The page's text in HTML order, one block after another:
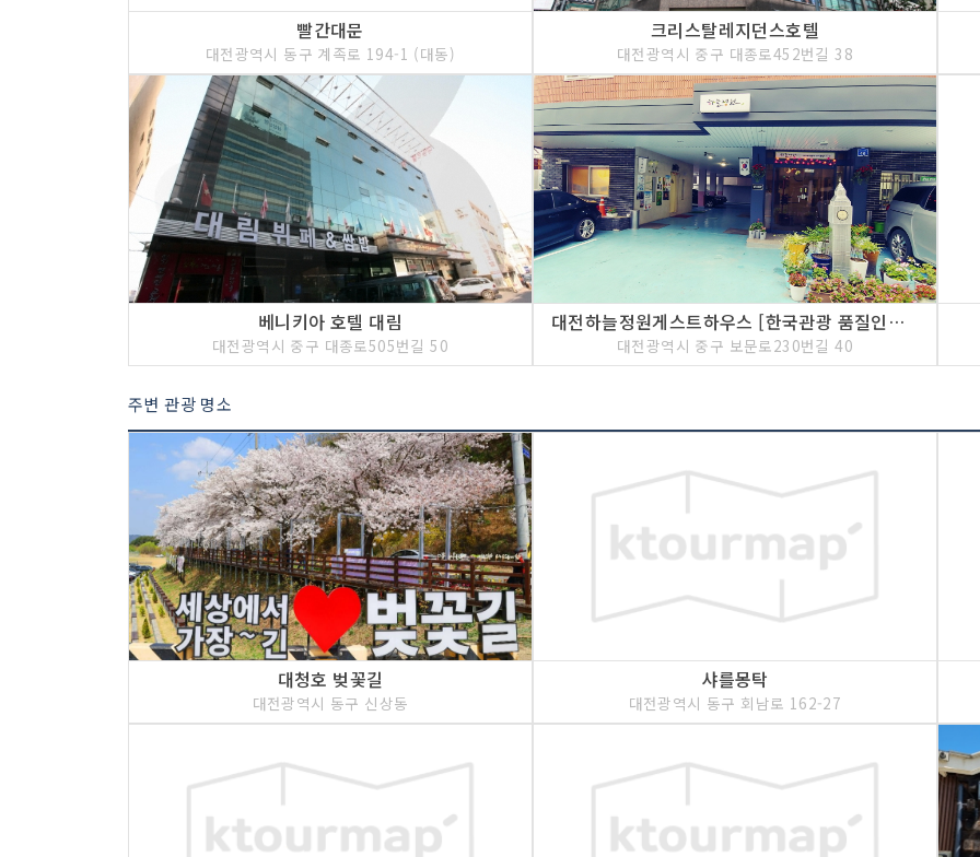
빨간대문
대전광역시 동구 계족로 194-1 (대동)
크리스탈레지던스호텔
대전광역시 중구 대종로452번길 38
베니키아 호텔 대림
대전광역시 중구 대종로505번길 50
대전하늘정원게스트하우스 [한국관광 품질인증/Korea Quality]
대전광역시 중구 보문로230번길 40
주변 관광 명소
대청호 벚꽃길
대전광역시 동구 신상동
샤를몽탁
대전광역시 동구 회남로 162-27